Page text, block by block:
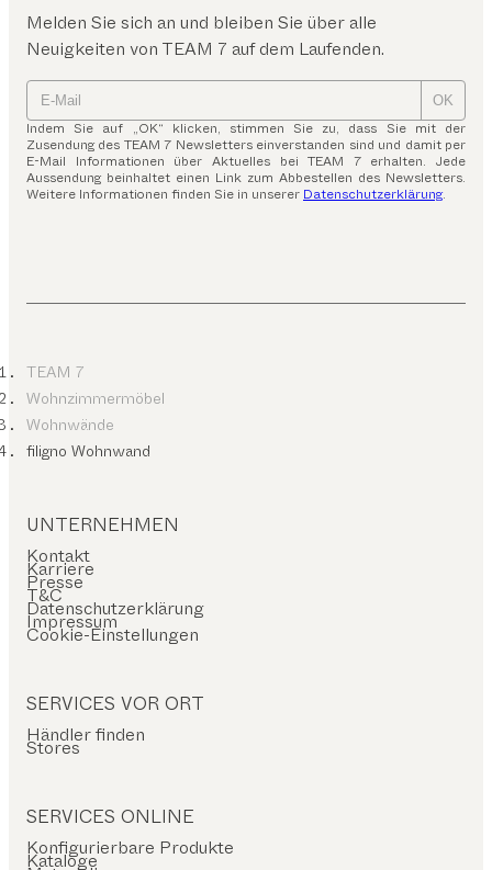
Melden Sie sich an und bleiben Sie über alle
Neuigkeiten von TEAM 7 auf dem Laufenden.
OK
Indem Sie auf „OK“ klicken, stimmen Sie zu, dass Sie mit der
Zusendung des TEAM 7 Newsletters einverstanden sind und damit per
E-Mail Informationen über Aktuelles bei TEAM 7 erhalten. Jede
Aussendung beinhaltet einen Link zum Abbestellen des Newsletters.
Weitere Informationen finden Sie in unserer Datenschutzerklärung.
TEAM 7
Wohnzimmermöbel
Wohnwände
filigno Wohnwand
UNTERNEHMEN
Kontakt
Karriere
Presse
T&C
Datenschutzerklärung
Impressum
Cookie-Einstellungen
SERVICES VOR ORT
Händler finden
Stores
SERVICES ONLINE
Konfigurierbare Produkte
Kataloge